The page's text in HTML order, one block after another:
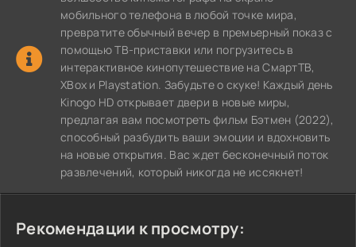
мобильного телефона в любой точке мира,
превратите обычный вечер в премьерный показ с
помощью ТВ-приставки или погрузитесь в
интерактивное кинопутешествие на СмартТВ,
XBox и Playstation. Забудьте о скуке! Каждый день
Kinogo HD открывает двери в новые миры,
предлагая вам посмотреть фильм Бэтмен (2022),
способный разбудить ваши эмоции и вдохновить
на новые открытия. Вас ждет бесконечный поток
развлечений, который никогда не иссякнет!
Рекомендации к просмотру: